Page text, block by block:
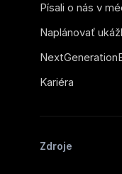
Písali o nás v
Naplánovať
Kariéra
Zdroje